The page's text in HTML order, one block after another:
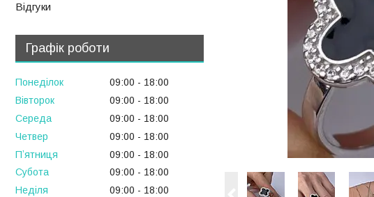
Відгуки
Графік роботи
Понеділок 09:00
18:00
Вівторок
09:00
18:00
Середа
09:00
18:00
Четвер
09:00
18:00
Пʼятниця
09:00
18:00
Субота
09:00
18:00
Неділя
09:00 18:00